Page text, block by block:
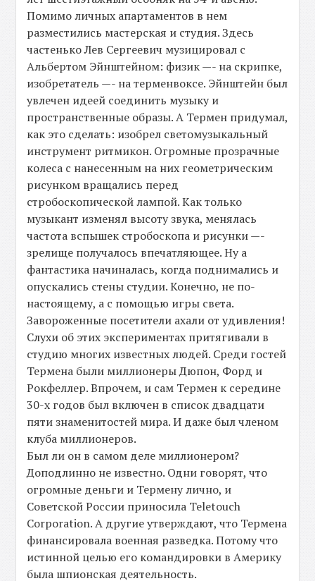
Помимо личных апартаментов в нем
разместились мастерская и студия. Здесь
частенько Лев Сергеевич музицировал с
Альбертом Эйнштейном: физик —- на скрипке,
изобретатель —- на терменвоксе. Эйнштейн был
увлечен идеей соединить музыку и
пространственные образы. А Термен придумал,
как это сделать: изобрел светомузыкальный
инструмент ритмикон. Огромные прозрачные
колеса с нанесенным на них геометрическим
рисунком вращались перед
стробоскопической лампой. Как только
музыкант изменял высоту звука, менялась
частота вспышек стробоскопа и рисунки —-
зрелище получалось впечатляющее. Ну а
фантастика начиналась, когда поднимались и
опускались стены студии. Конечно, не по-
настоящему, а с помощью игры света.
Завороженные посетители ахали от удивления!
Слухи об этих экспериментах притягивали в
студию многих известных людей. Среди гостей
Термена были миллионеры Дюпон, Форд и
Рокфеллер. Впрочем, и сам Термен к середине
30-х годов был включен в список двадцати
пяти знаменитостей мира. И даже был членом
клуба миллионеров.
Был ли он в самом деле миллионером?
Доподлинно не известно. Одни говорят, что
огромные деньги и Термену лично, и
Советской России приносила Teletouch
Corporation. А другие утверждают, что Термена
финансировала военная разведка. Потому что
истинной целью его командировки в Америку
была шпионская деятельность.